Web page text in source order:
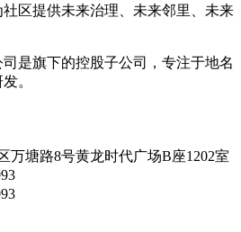
区提供未来治理、未来邻里、未来
是旗下的控股子公司，专注于地名
。
万塘路8号黄龙时代广场B座1202室